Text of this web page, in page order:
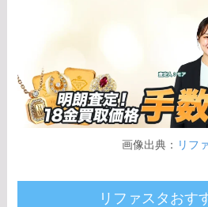
画像出典： リフ
リファスタおす